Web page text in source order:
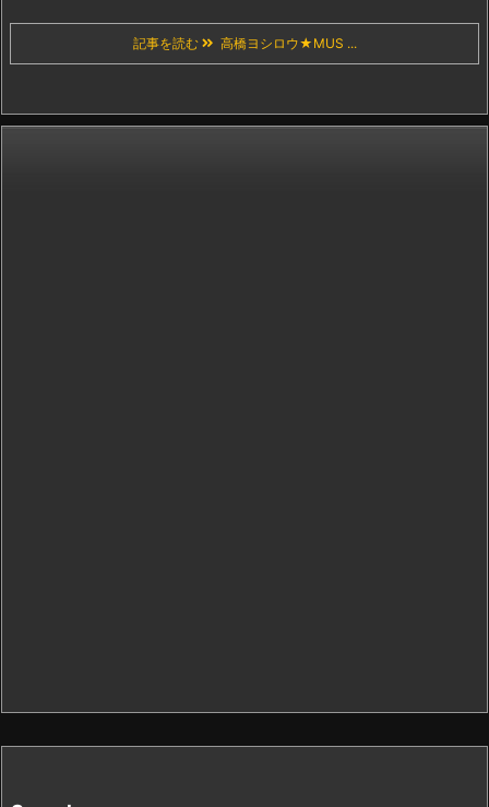
記事を読む 高橋ヨシロウ★MUS ...